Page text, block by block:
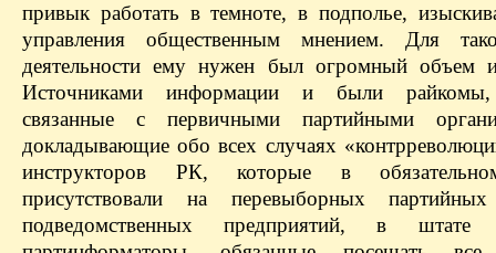
привык работать в темноте, в подполье,
управления общественным мнением. Для
деятельности ему нужен был огромный объем
Источниками информации и были
связанные с первичными партийными
докладывающие обо всех случаях
инструкторов РК, которые в
присутствовали на перевыборных
подведомственных предприятий, в